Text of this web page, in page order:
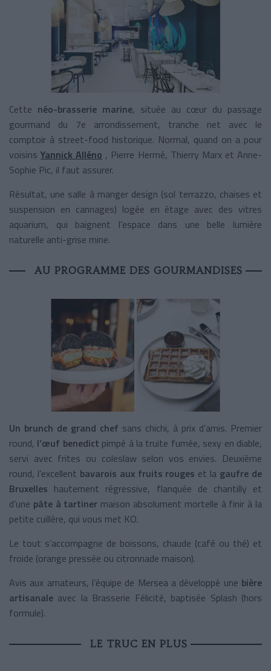
Cette néo-brasserie marine, située au cœur du passage
gourmand du 7e arrondissement, tranche net avec le
comptoir à street-food historique. Normal, quand on a pour
voisinsYannick Alléno , Pierre Hermé, Thierry Marx et Anne-
Sophie Pic, il faut assurer.
Résultat, une salle à manger design (sol terrazzo, chaises et
suspension en cannages) logée en étage avec des vitres
aquarium, qui baignent l’espace dans une belle lumière
naturelle anti-grise mine.
AU PROGRAMME DES GOURMANDISES
Un brunch de grand chef sans chichi, à prix d’amis. Premier
round, l’œuf benedict pimpé à la truite fumée, sexy en diable,
servi avec frites ou coleslaw selon vos envies. Deuxième
round, l’excellent bavarois aux fruits rouges et la gaufre de
Bruxelles hautement régressive, flanquée de chantilly et
d’une pâte à tartiner maison absolument mortelle à finir à la
petite cuillère, qui vous met KO.
Le tout s’accompagne de boissons, chaude (café ou thé) et
froide (orange pressée ou citronnade maison).
Avis aux amateurs, l’équipe de Mersea a développé une bière
artisanale avec la Brasserie Félicité, baptisée Splash (hors
formule).
LE TRUC EN PLUS